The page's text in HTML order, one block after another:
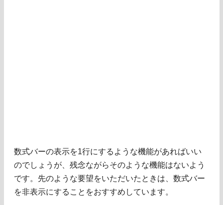
数式バーの表示を1行にするような機能があればいい
のでしょうが、残念ながらそのような機能はないよう
です。先のような要望をいただいたときは、数式バー
を非表示にすることをおすすめしています。